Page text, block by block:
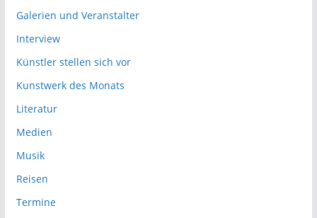
Galerien und Veranstalter
Interview
Künstler stellen sich vor
Kunstwerk des Monats
Literatur
Medien
Musik
Reisen
Termine